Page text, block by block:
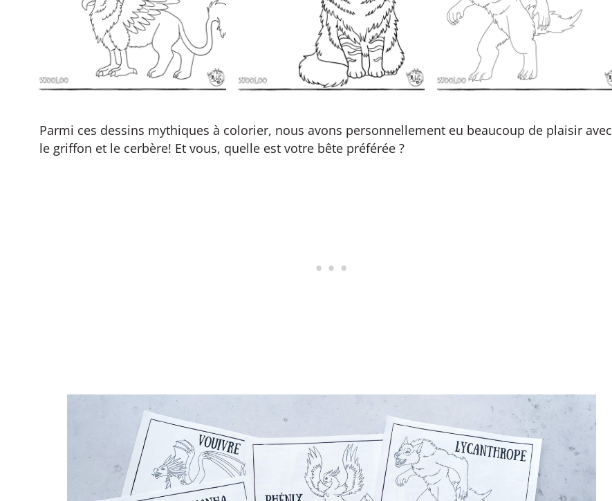
Parmi ces dessins mythiques à colorier, nous avons personnellement eu beaucoup de plaisir avec
le griffon et le cerbère! Et vous, quelle est votre bête préférée ?